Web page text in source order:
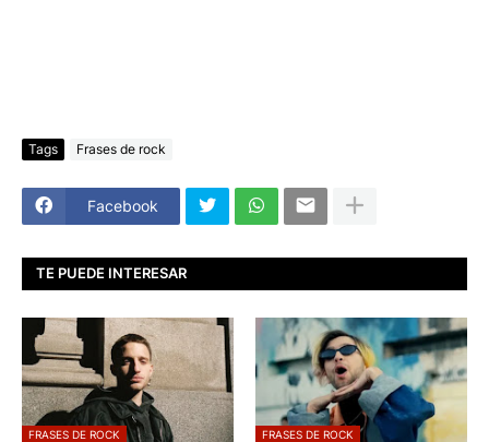
Tags Frases de rock
Facebook
TE PUEDE INTERESAR
FRASES DE ROCK FRASES DE ROCK